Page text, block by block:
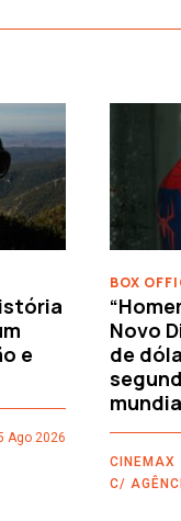
e
Ago 2026
BOX
Novo
de
CINEMAX
C/